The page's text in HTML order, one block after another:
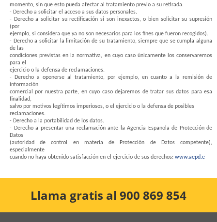
momento, sin que esto pueda afectar al tratamiento previo a su retirada.
- Derecho a solicitar el acceso a sus datos personales.
- Derecho a solicitar su rectificación si son inexactos, o bien solicitar su supresión
(por
ejemplo, si considera que ya no son necesarios para los fines que fueron recogidos).
- Derecho a solicitar la limitación de su tratamiento, siempre que se cumpla alguna
de las
condiciones previstas en la normativa, en cuyo caso únicamente los conservaremos
para el
ejercicio o la defensa de reclamaciones.
- Derecho a oponerse al tratamiento, por ejemplo, en cuanto a la remisión de
información
comercial por nuestra parte, en cuyo caso dejaremos de tratar sus datos para esa
finalidad,
salvo por motivos legítimos imperiosos, o el ejercicio o la defensa de posibles
reclamaciones.
- Derecho a la portabilidad de los datos.
- Derecho a presentar una reclamación ante la Agencia Española de Protección de
Datos
(autoridad de control en materia de Protección de Datos competente),
especialmente
cuando no haya obtenido satisfacción en el ejercicio de sus derechos: www.aepd.e
Llama gratis al 900 869 854